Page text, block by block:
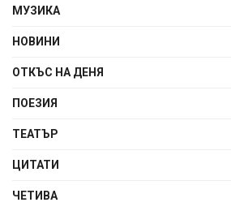
МУЗИКА
НОВИНИ
ОТКЪС НА ДЕНЯ
ПОЕЗИЯ
ТЕАТЪР
ЦИТАТИ
ЧЕТИВА